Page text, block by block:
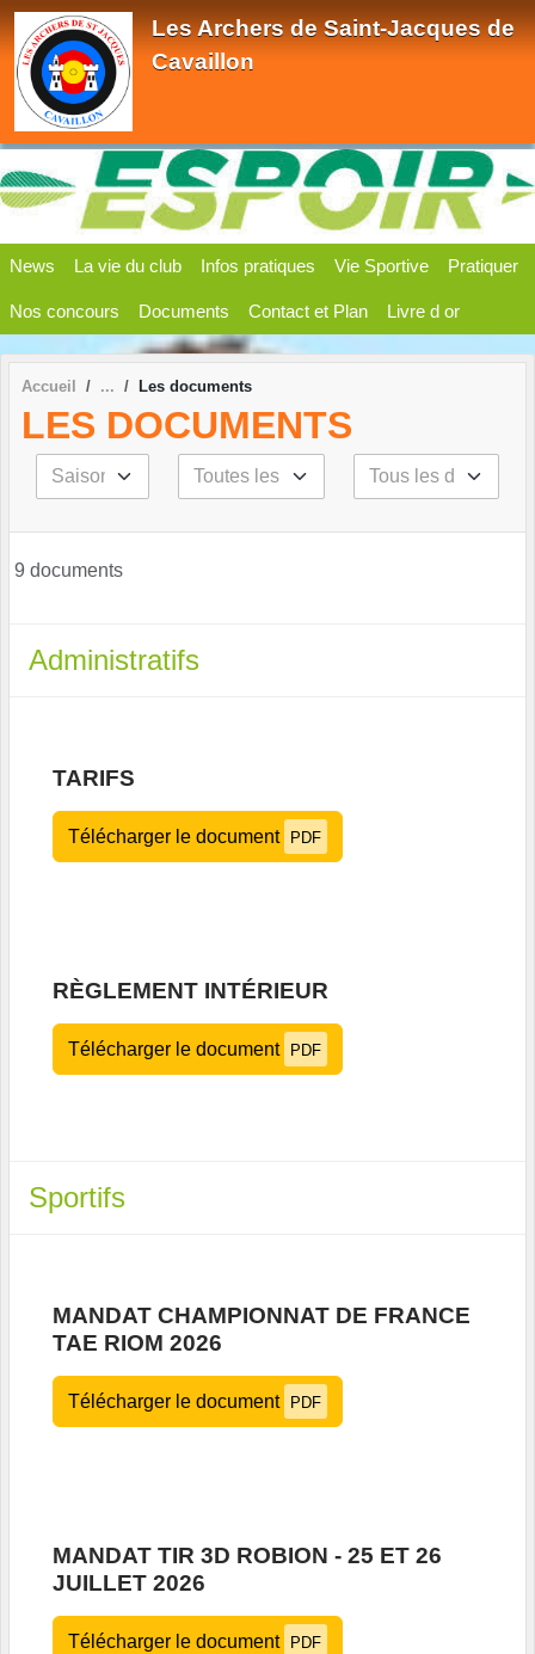
Les Archers de Saint-Jacques de
Cavaillon
News La vie du club Infos pratiques Vie Sportive Pratiquer
Nos concours Documents Contact et Plan Livre d or
Accueil Les documents
LES DOCUMENTS
9 documents
Administratifs
TARIFS
Télécharger le document PDF
RÈGLEMENT INTÉRIEUR
Télécharger le document PDF
Sportifs
MANDAT CHAMPIONNAT DE FRANCE
TAE RIOM 2026
Télécharger le document PDF
MANDAT TIR 3D ROBION - 25 ET 26
JUILLET 2026
Télécharger le document PDF
Panneau de gestion des cookies